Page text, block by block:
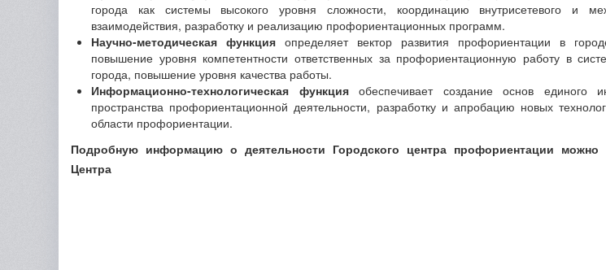
города как системы высокого уровня сложности, координацию внутрисетевого и
взаимодействия, разработку и реализацию профориентационных программ.
Научно-методическая функция определяет вектор развития профориентации в
повышение уровня компетентности ответственных за профориентационную работу в
города, повышение уровня качества работы.
Информационно-технологическая функцияобеспечивает создание основ единого
пространства профориентационной деятельности, разработку и апробацию новых
области профориентации.
Подробную информацию о деятельности Городского центра профориентации можно
Центра